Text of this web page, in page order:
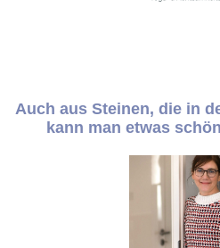
Auch aus Steinen, die in
kann man etwas